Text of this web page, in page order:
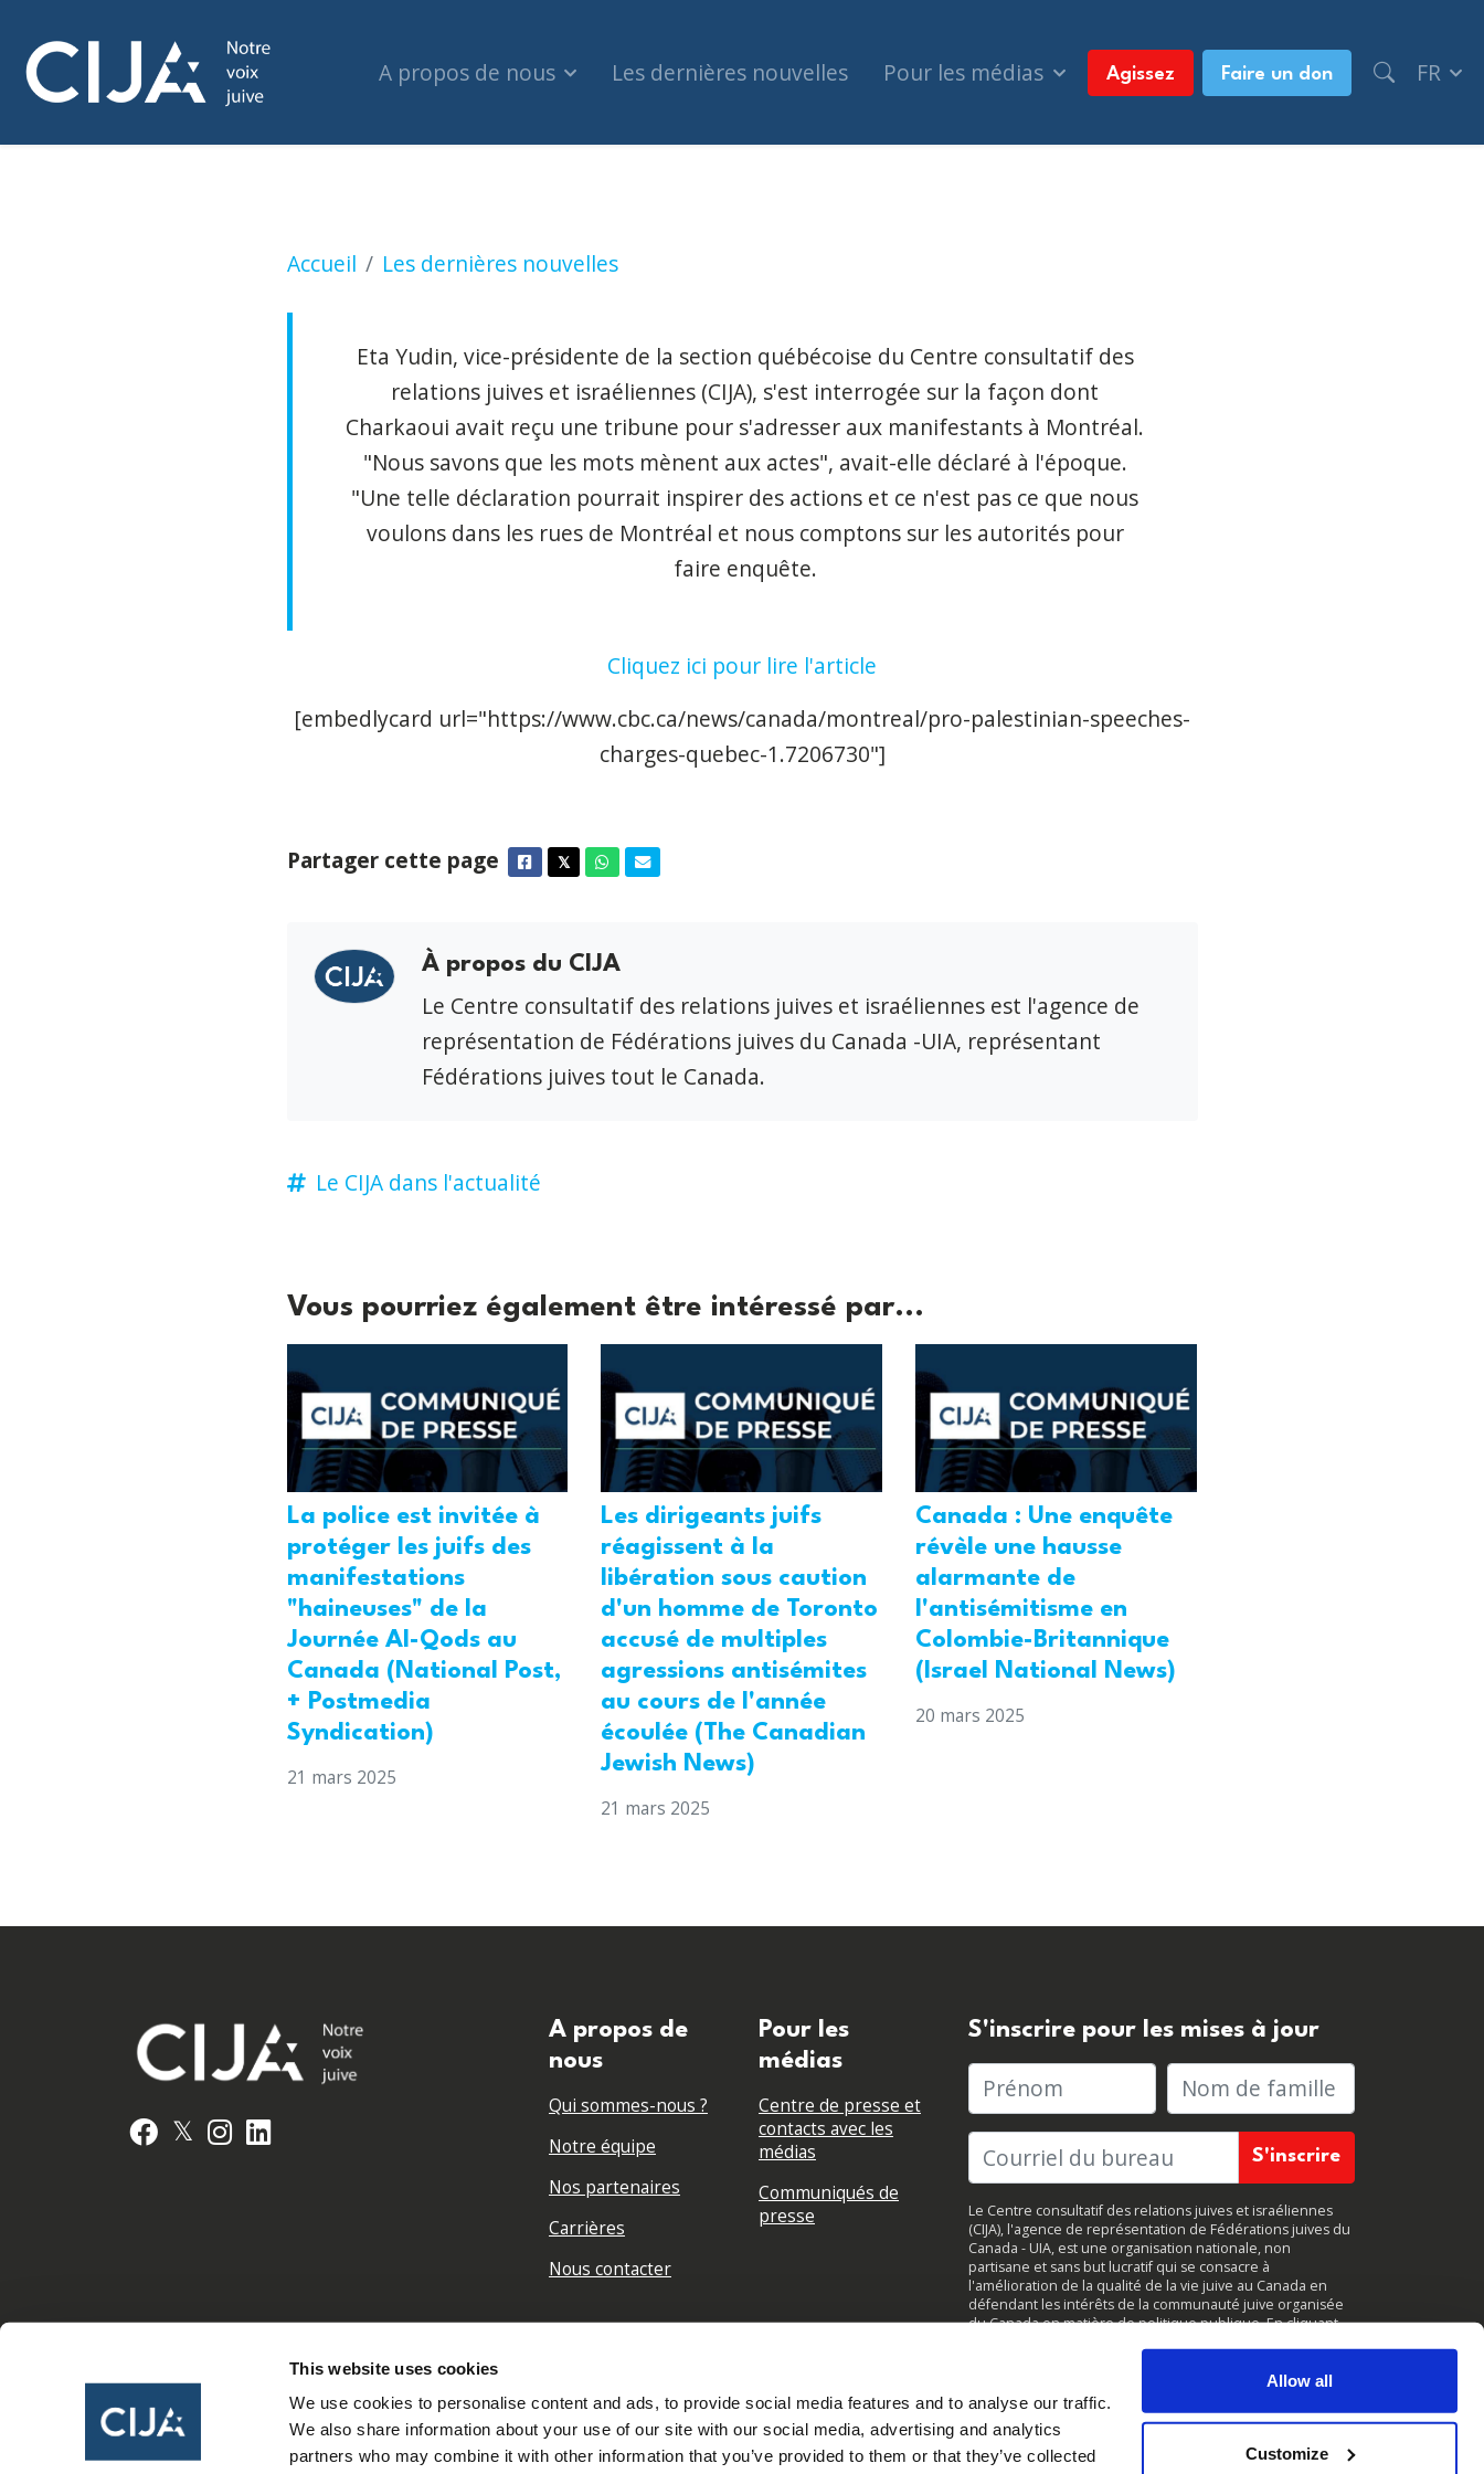
This website uses cookies
We use cookies to personalise content and ads, to provide social media features and to analyse our traffic.
We also share information about your use of our site with our social media, advertising and analytics
partners who may combine it with other information that you’ve provided to them or that they’ve collected
Allow all
Customize
A propos de nous Les dernières nouvelles Pour les médias Agissez Faire un don FR
Accueil Les dernières nouvelles
La Couronne ne portera pas d'accusations à la suite de discours pro-palestiniens controversés à Montréal (CBC
Eta Yudin, vice-présidente de la section québécoise du Centre consultatif des
relations juives et israéliennes (CIJA), s'est interrogée sur la façon dont
Charkaoui avait reçu une tribune pour s'adresser aux manifestants à Montréal.
"Nous savons que les mots mènent aux actes", avait-elle déclaré à l'époque.
"Une telle déclaration pourrait inspirer des actions et ce n'est pas ce que nous
voulons dans les rues de Montréal et nous comptons sur les autorités pour
faire enquête.
Cliquez ici pour lire l'article
[embedlycard url="https://www.cbc.ca/news/canada/montreal/pro-palestinian-speeches-
charges-quebec-1.7206730"]
Partager cette page Facebook
𝕏TwitterWhatsappCourriel
À propos du CIJA
Le Centre consultatif des relations juives et israéliennes est l'agence de
représentation de Fédérations juives du Canada -UIA, représentant
Fédérations juives tout le Canada.
Le CIJA dans l'actualité
Vous pourriez également être intéressé par...
La police est invitée à
protéger les juifs des
manifestations
"haineuses" de la
Journée Al-Qods au
Canada (National Post,
+ Postmedia
Syndication)
21 mars 2025
Les dirigeants juifs
réagissent à la
libération sous caution
d'un homme de Toronto
accusé de multiples
agressions antisémites
au cours de l'année
écoulée (The Canadian
Jewish News)
21 mars 2025
Canada : Une enquête
révèle une hausse
alarmante de
l'antisémitisme en
Colombie-Britannique
(Israel National News)
20 mars 2025
Facebook
𝕏 Instagram
A propos de
nous
Qui sommes-nous ?
Notre équipe
Nos partenaires
Carrières
Nous contacter
Pour les
médias
Centre de presse et
contacts avec les
médias
Communiqués de
presse
S'inscrire pour les mises à jour
Prénom Nom de famille
Le Centre consultatif des relations juives et israéliennes
(CIJA), l'agence de représentation de Fédérations juives du
Canada - UIA, est une organisation nationale, non
partisane et sans but lucratif qui se consacre à
l'amélioration de la qualité de la vie juive au Canada en
défendant les intérêts de la communauté juive organisée
du Canada en matière de politique publique. En cliquant